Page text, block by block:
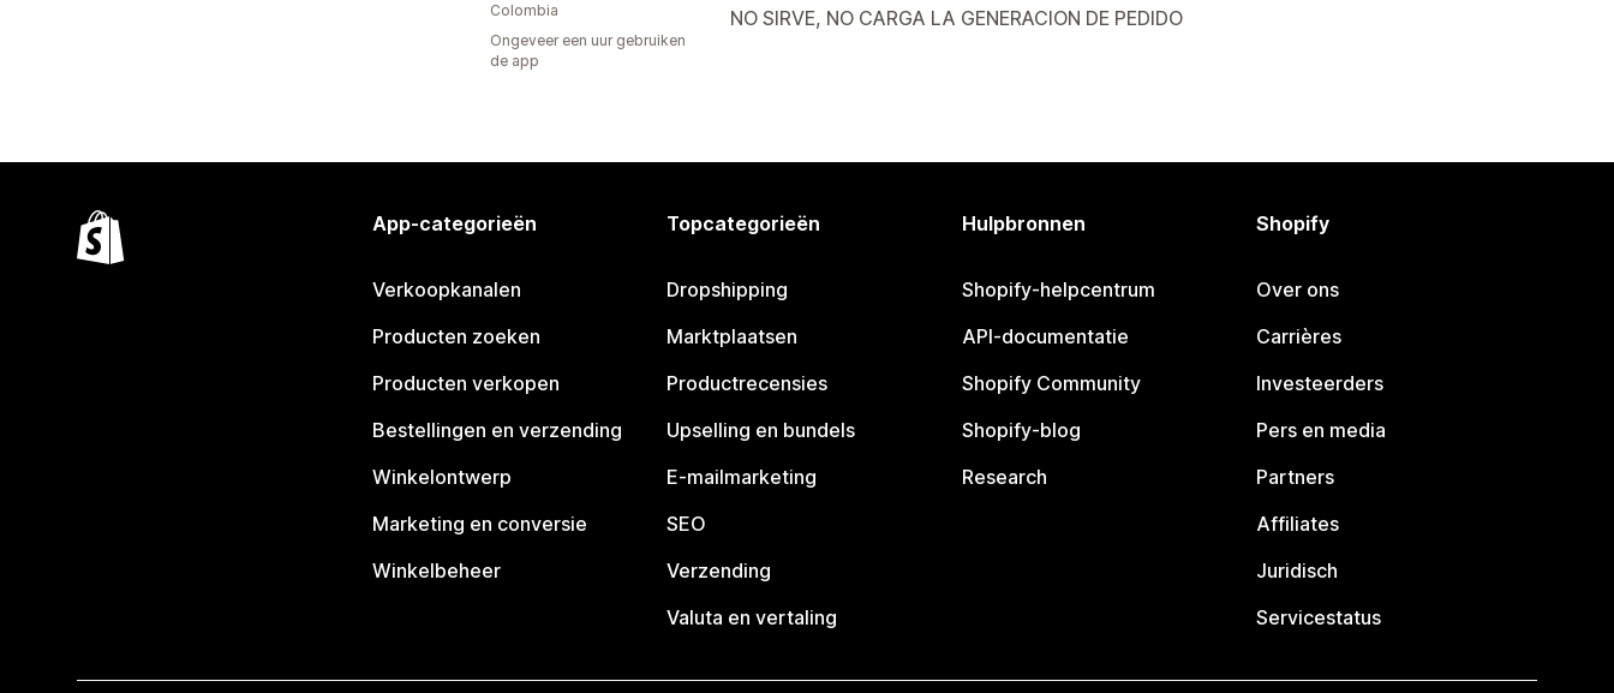
NO SIRVE, NO CARGA LA GENERACION DE PEDIDO
Colombia
Ongeveer een uur gebruiken
de app
App-categorieën
Verkoopkanalen
Producten zoeken
Producten verkopen
Bestellingen en verzending
Winkelontwerp
Marketing en conversie
Winkelbeheer
Topcategorieën
Dropshipping
Marktplaatsen
Productrecensies
Upselling en bundels
E-mailmarketing
SEO
Verzending
Valuta en vertaling
Hulpbronnen
Shopify-helpcentrum
API-documentatie
Shopify Community
Shopify-blog
Research
Shopify
Over ons
Carrières
Investeerders
Pers en media
Partners
Affiliates
Juridisch
Servicestatus